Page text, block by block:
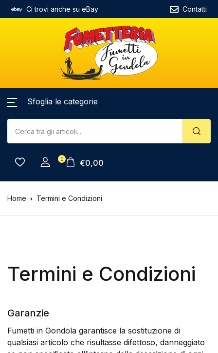
Ci trovi anche su eBay Contatti
Sfoglia le categorie
0 €0,00
Home Termini e Condizioni
Termini e Condizioni
Garanzie
Fumetti in Gondola garantisce la sostituzione di
qualsiasi articolo che risultasse difettoso, danneggiato